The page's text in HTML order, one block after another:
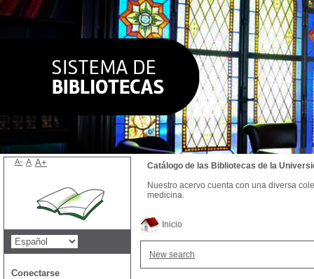
Inicio
New search
Catálogo de las Bibliotecas de la
Nuestro acervo cuenta con una diversa
medicina.
A- A A+
Conectarse